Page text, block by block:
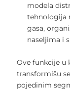
modela
tehnologija
gasa,
naseljima i
Ove funkcije u
transformišu
pojedinim